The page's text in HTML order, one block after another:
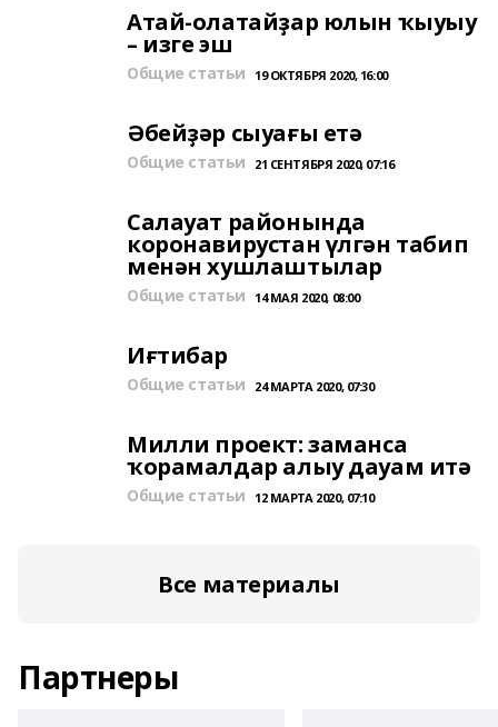
Атай-олатайҙар юлын ҡыуыу
– изге эш
Общие статьи 19 ОКТЯБРЯ 2020, 16:00
Әбейҙәр сыуағы етә
Общие статьи 21 СЕНТЯБРЯ 2020, 07:16
Салауат районында
коронавирустан үлгән табип
менән хушлаштылар
Общие статьи 14 МАЯ 2020, 08:00
Иғтибар
Общие статьи 24 МАРТА 2020, 07:30
Милли проект: заманса
ҡорамалдар алыу дауам итә
Общие статьи 12 МАРТА 2020, 07:10
Все материалы
Партнеры